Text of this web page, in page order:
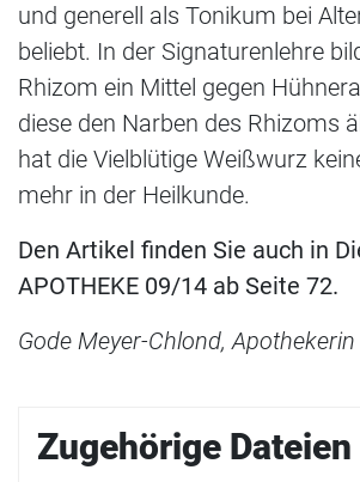
und generell als Tonikum bei
beliebt. In der Signaturenlehre
Rhizom ein Mittel gegen
diese den Narben des Rhizoms
hat die Vielblütige Weißwurz
mehr in der Heilkunde.
Den Artikel finden Sie auch in
APOTHEKE 09/14 ab Seite 72.
Gode Meyer-Chlond, Apothekerin
Zugehörige Dateien